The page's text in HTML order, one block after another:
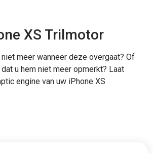
XS Trilmotor
meer wanneer deze overgaat? Of
u hem niet meer opmerkt? Laat
engine van uw iPhone XS